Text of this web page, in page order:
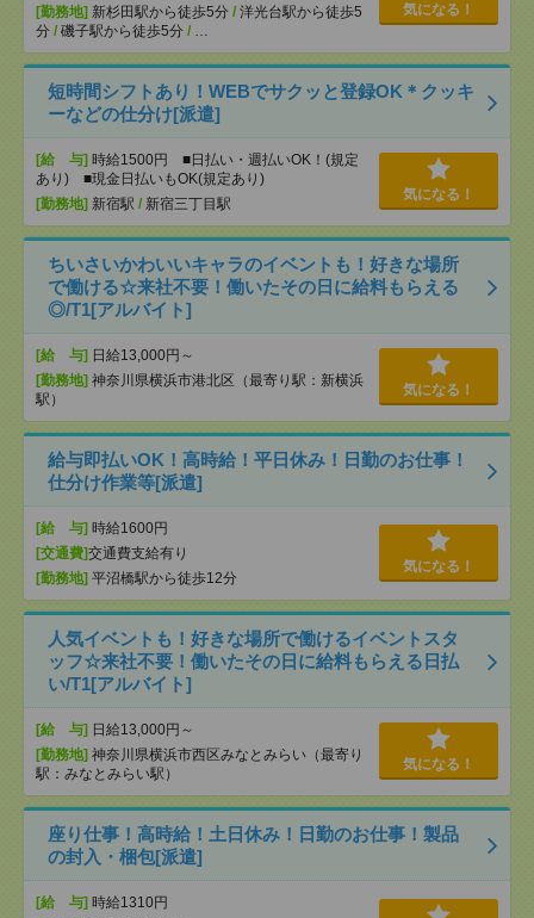
[勤務地] 新杉田駅から徒歩5分 / 洋光台駅から徒歩5
分 / 磯子駅から徒歩5分 / …
気になる！
短時間シフトあり！WEBでサクッと登録OK＊クッキ
ーなどの仕分け[派遣]
[給 与] 時給1500円 ■日払い・週払いOK！(規定
あり) ■現金日払いもOK(規定あり)
[勤務地] 新宿駅 / 新宿三丁目駅
気になる！
ちいさいかわいいキャラのイベントも！好きな場所
で働ける☆来社不要！働いたその日に給料もらえる
◎/T1[アルバイト]
[給 与] 日給13,000円～
[勤務地] 神奈川県横浜市港北区（最寄り駅：新横浜
駅）
気になる！
給与即払いOK！高時給！平日休み！日勤のお仕事！
仕分け作業等[派遣]
[給 与] 時給1600円
[交通費]交通費支給有り
[勤務地] 平沼橋駅から徒歩12分
気になる！
人気イベントも！好きな場所で働けるイベントスタ
ッフ☆来社不要！働いたその日に給料もらえる日払
い/T1[アルバイト]
[給 与] 日給13,000円～
[勤務地] 神奈川県横浜市西区みなとみらい（最寄り
駅：みなとみらい駅）
気になる！
座り仕事！高時給！土日休み！日勤のお仕事！製品
の封入・梱包[派遣]
[給 与] 時給1310円